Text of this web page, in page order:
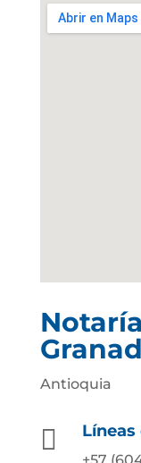
Antioquia

+57